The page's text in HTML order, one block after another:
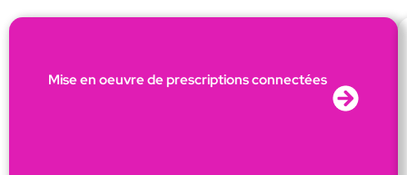
Mise en oeuvre de prescriptions connectées